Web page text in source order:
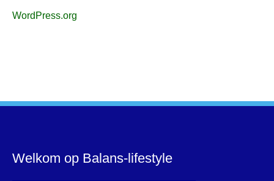
WordPress.org
Welkom op Balans-lifestyle